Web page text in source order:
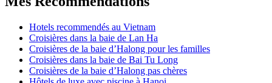
Hotels recommendés au Vietnam
Croisières dans la baie de Lan Ha
Croisières de la baie d’Halong pour les familles
Croisières dans la baie de Bai Tu Long
Croisières de la baie d’Halong pas chères